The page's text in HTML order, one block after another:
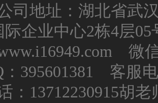
司地址：湖北省武
际企业中心2栋4层05
微
：395601381 客服电
： 13712230915胡